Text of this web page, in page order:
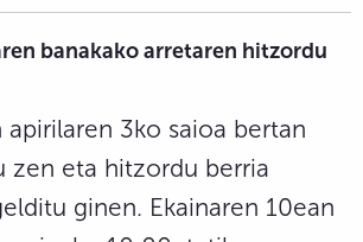
banakako arretaren hitzordu
apirilaren 3ko saioa bertan
zen eta hitzordu berria
ginen. Ekainaren 10ean